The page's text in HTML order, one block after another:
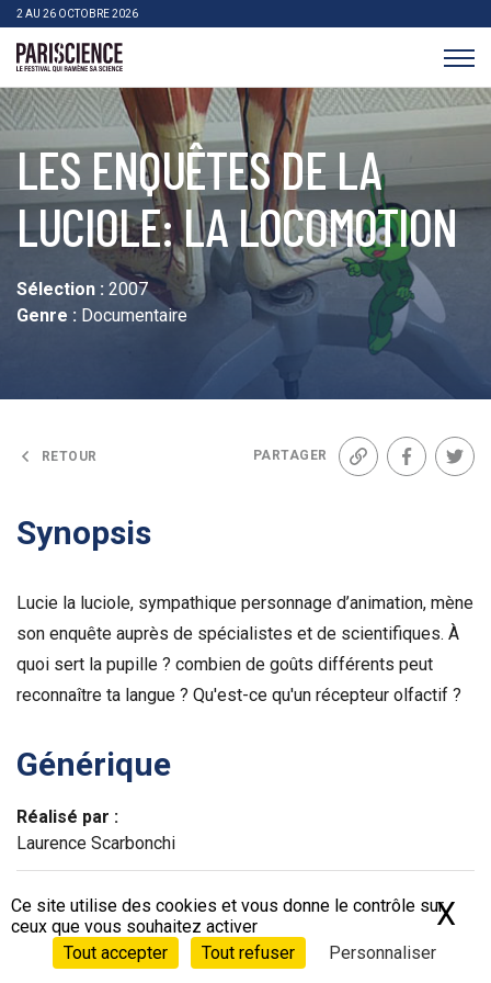
>Aller au contenu
2 AU 26 OCTOBRE 2026
LES ENQUÊTES DE LA
LUCIOLE: LA LOCOMOTION
Sélection : 2007
Genre : Documentaire
RETOUR PARTAGER
Lien Facebook
Synopsis
Lucie la luciole, sympathique personnage d’animation, mène
son enquête auprès de spécialistes et de scientifiques. À
quoi sert la pupille ? combien de goûts différents peut
reconnaître ta langue ? Qu'est-ce qu'un récepteur olfactif ?
Générique
Réalisé par :
Laurence Scarbonchi
Écrit par :
Laurence Scarbonchi
Panneau de gestion des cookies
Ce site utilise des cookies et vous donne le contrôle sur
ceux que vous souhaitez activer
Tout accepter
Tout refuser Personnaliser
X